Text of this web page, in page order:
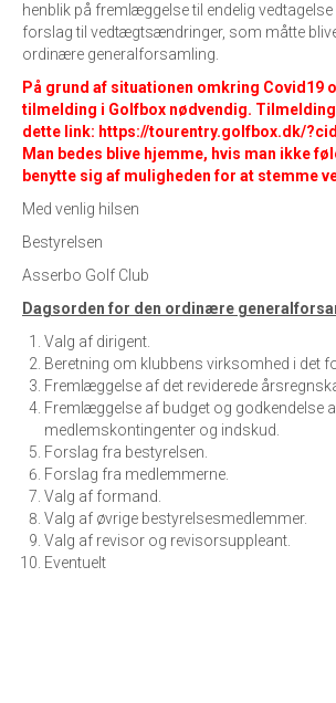
henblik på fremlæggelse til endelig
forslag til vedtægtsændringer, som måtte
ordinære generalforsamling.
På grund af situationen omkring Covid19
tilmelding i Golfbox nødvendig.
dette link: https://tourentry.golfbox.dk/
Man bedes blive hjemme, hvis man ikke
benytte sig af muligheden for at stemme
Med venlig hilsen
Bestyrelsen
Asserbo Golf Club
Dagsorden for den ordinære
Valg af dirigent.
Beretning om klubbens virksomhed i det
Fremlæggelse af det reviderede
Fremlæggelse af budget og godkendelse
medlemskontingenter og indskud.
Forslag fra bestyrelsen.
Forslag fra medlemmerne.
Valg af formand.
Valg af øvrige bestyrelsesmedlemmer.
Valg af revisor og revisorsuppleant.
Eventuelt